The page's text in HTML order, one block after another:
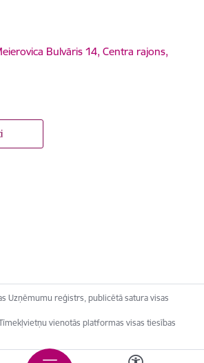
Bulvāris 14, Centra rajons,
Uzņēmumu reģistrs, publicētā satura visas
vienotās platformas visas tiesības